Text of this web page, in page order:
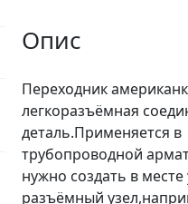
Опис
Переходник
легкоразъёмная
деталь.Применяется в
трубопроводной
нужно создать в месте
разъёмный